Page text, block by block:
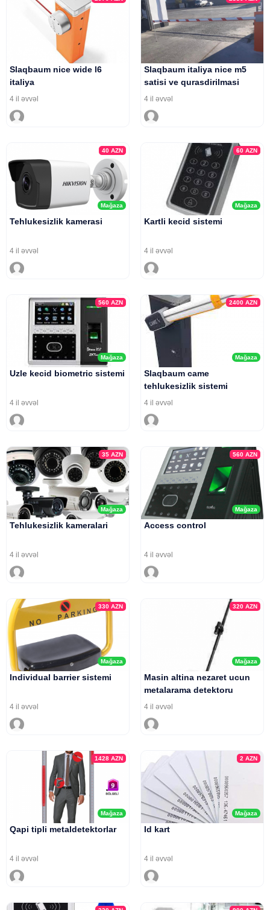
Slaqbaum nice wide l6
italiya
4 il əvvəl
Slaqbaum italiya nice m5
satisi ve qurasdirilmasi
4 il əvvəl
Mağaza
40AZN
Tehlukesizlik kamerasi
4 il əvvəl
Mağaza
60 AZN
Kartli kecid sistemi
4 il əvvəl
Mağaza
560AZN
Uzle kecid biometric sistemi
4 il əvvəl
Mağaza
2400 AZN
Slaqbaum came
tehlukesizlik sistemi
4 il əvvəl
Mağaza
35AZN
Tehlukesizlik kameralari
4 il əvvəl
Mağaza
560 AZN
Access control
4 il əvvəl
Mağaza
330AZN
Individual barrier sistemi
4 il əvvəl
Mağaza
320 AZN
Masin altina nezaret ucun
metalarama detektoru
4 il əvvəl
Mağaza
1428AZN
Qapi tipli metaldetektorlar
4 il əvvəl
Mağaza
2 AZN
Id kart
4 il əvvəl